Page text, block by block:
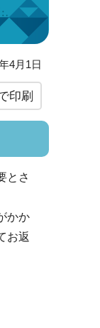
4月1日
印刷
とさ
かか
お返